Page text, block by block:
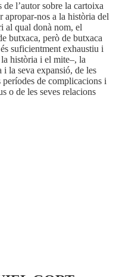
l’autor sobre la cartoixa
apropar-nos a la història del
al qual donà nom, el
butxaca, però de butxaca
suficientment exhaustiu i
història i el mite–, la
la seva expansió, de les
períodes de complicacions i
o de les seves relacions